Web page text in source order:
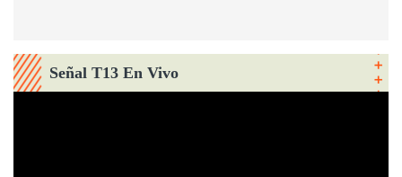
Señal T13 En Vivo